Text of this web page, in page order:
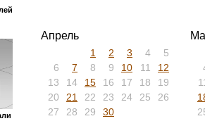
Апрель
1 2 3 4
5
6
7 8 9 10 11
12
13
14 15 16 17 18
19
20
21 22 23 24 25
26
27
28 29 30